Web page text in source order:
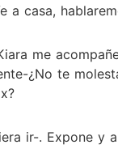
a casa,
me
¿No te
ir-. Expone y